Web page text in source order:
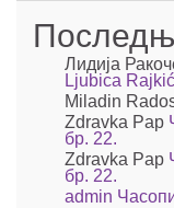
Лидија
Ljubica Rajkić
Miladin
Zdravka Pap
бр. 22.
Zdravka Pap
бр. 22.
admin